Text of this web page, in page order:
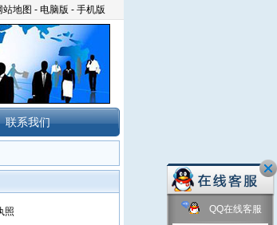
站地图 - 电脑版 - 手机版
联系我们
照
QQ在线客服